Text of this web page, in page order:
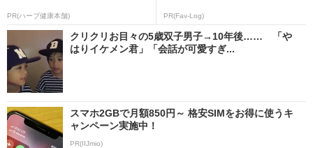
PR(ハーブ健康本舗) PR(Fav-Log)
クリクリお目々の5歳双子男子→10年後…… 「や
はりイケメン君」「会話が可愛すぎ...
スマホ2GBで月額850円～ 格安SIMをお得に使うキ
ャンペーン実施中！
PR(IIJmio)